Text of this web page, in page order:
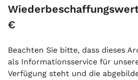
€
Beachten Sie bitte, dass dieses
als Informationsservice für
Verfügung steht und die